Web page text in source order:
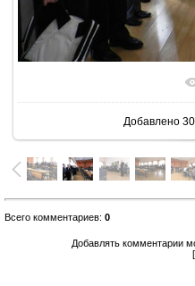
В
Добавлено
Всего комментариев: 0
Добавлять комментарии